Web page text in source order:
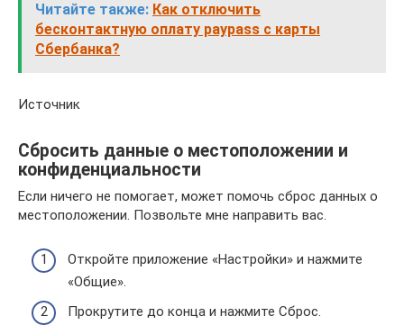
Читайте также: Как отключить
бесконтактную оплату paypass с карты
Сбербанка?
Источник
Сбросить данные о местоположении и
конфиденциальности
Если ничего не помогает, может помочь сброс данных о
местоположении. Позвольте мне направить вас.
Откройте приложение «Настройки» и нажмите
«Общие».
Прокрутите до конца и нажмите Сброс.